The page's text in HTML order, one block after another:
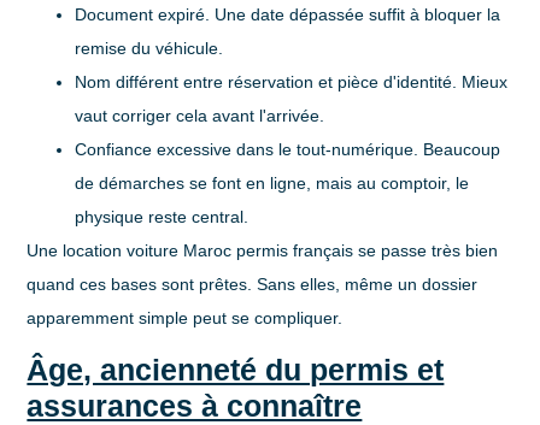
Document expiré . Une date dépassée suffit à bloquer la
remise du véhicule.
Nom différent entre réservation et pièce d'identité . Mieux
vaut corriger cela avant l'arrivée.
Confiance excessive dans le tout-numérique . Beaucoup
de démarches se font en ligne, mais au comptoir, le
physique reste central.
Une location voiture Maroc permis français se passe très bien
quand ces bases sont prêtes. Sans elles, même un dossier
apparemment simple peut se compliquer.
Âge, ancienneté du permis et
assurances à connaître